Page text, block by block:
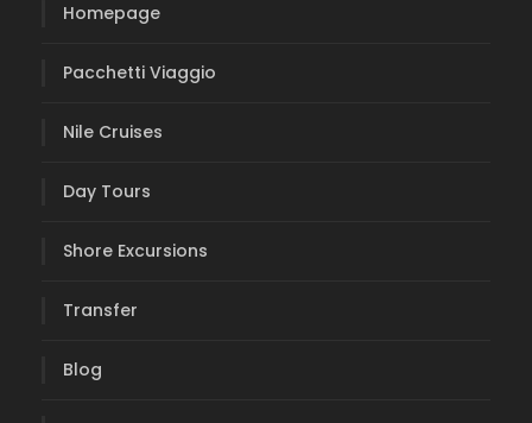
Homepage
Pacchetti Viaggio
Nile Cruises
Day Tours
Shore Excursions
Transfer
Blog